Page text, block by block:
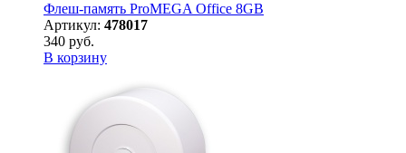
Флеш-память ProMEGA Office 8GB
Артикул: 478017
340 руб.
В корзину